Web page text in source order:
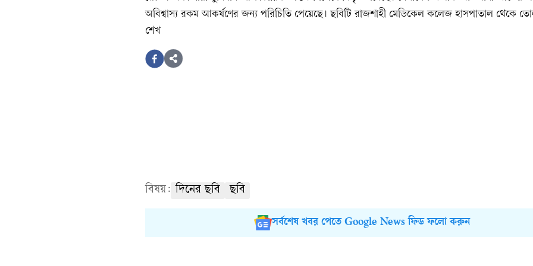
অবিশ্বাস্য রকম আকর্ষণের জন্য পরিচিতি পেয়েছে। ছবিটি রাজশাহী মেডিকেল কলেজ হাসপাতাল থেকে
শেখ
বিষয়: দিনের ছবি ছবি
সর্বশেষ খবর পেতে Google News ফিড ফলো করুন